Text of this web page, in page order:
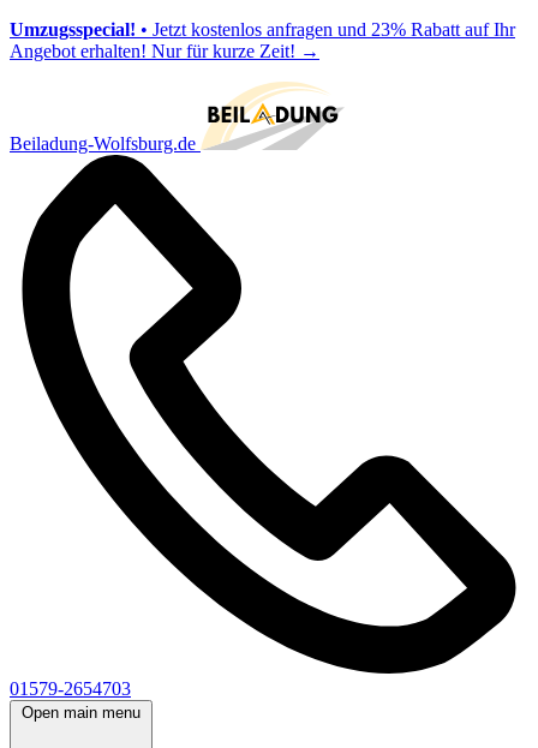
Umzugsspecial! • Jetzt kostenlos anfragen und 23% Rabatt auf Ihr
Angebot erhalten! Nur für kurze Zeit! →
Beiladung-Wolfsburg.de
01579-2654703
Open main menu